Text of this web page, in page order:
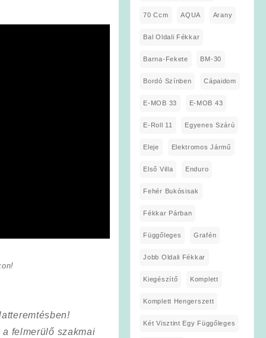
felmerülő szakmai
70 Ccm AQUA Arany
Bal Oldali Fékkar
Barna-Fekete BM-30
Bordó Színben Cápaidom
E-MOB 33 E-MOB 43
E-Roll 11 Egyenes Szárú
Eleje Elektromos Jármű
Első Villa Enduro
Fehér Bukósisak
Fékkar Párban
Függőleges Grafén
Jobb Oldali Fékkar
Kiegészítő Komplett
Komplett Hengerszett
Két Visztint Egy Függőleges